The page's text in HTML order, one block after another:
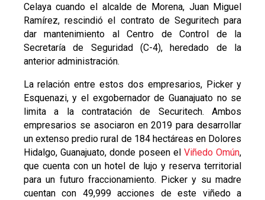
Celaya cuando el alcalde de Morena, Juan Miguel
Ramírez, rescindió el contrato de Seguritech para
dar mantenimiento al Centro de Control de la
Secretaría de Seguridad (C-4), heredado de la
anterior administración.
La relación entre estos dos empresarios, Picker y
Esquenazi, y el exgobernador de Guanajuato no se
limita a la contratación de Securitech. Ambos
empresarios se asociaron en 2019 para desarrollar
un extenso predio rural de 184 hectáreas en Dolores
Hidalgo, Guanajuato, donde poseen elViñedo Omún,
que cuenta con un hotel de lujo y reserva territorial
para un futuro fraccionamiento. Picker y su madre
cuentan con 49,999 acciones de este viñedo a